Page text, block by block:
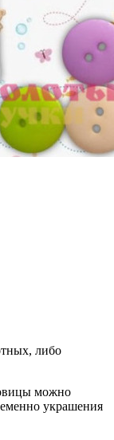
либо
можно
украшения